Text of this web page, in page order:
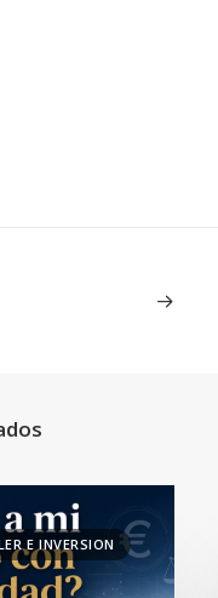
E INVERSION